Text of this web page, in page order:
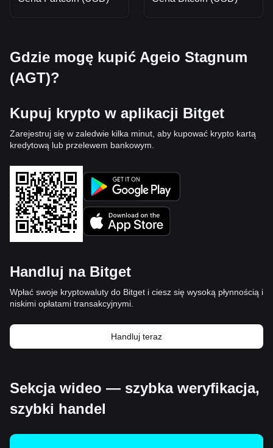
Gdzie mogę kupić Ageio Stagnum
(AGT)?
Kupuj krypto w aplikacji Bitget
Zarejestruj się w zaledwie kilka minut, aby kupować krypto kartą
kredytową lub przelewem bankowym.
Handluj na Bitget
Wpłać swoje kryptowaluty do Bitget i ciesz się wysoką płynnością i
niskimi opłatami transakcyjnymi.
Handluj teraz
Sekcja wideo — szybka weryfikacja,
szybki handel